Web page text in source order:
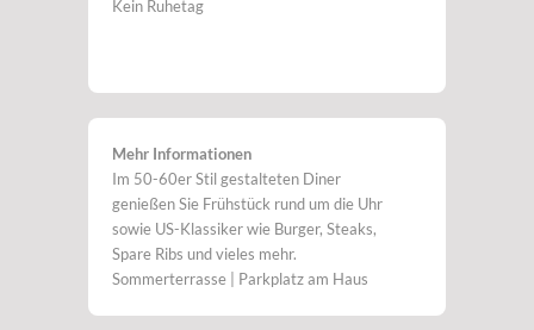
Kein Ruhetag
Mehr Informationen
Im 50-60er Stil gestalteten Diner
genießen Sie Frühstück rund um die Uhr
sowie US-Klassiker wie Burger, Steaks,
Spare Ribs und vieles mehr.
Sommerterrasse | Parkplatz am Haus